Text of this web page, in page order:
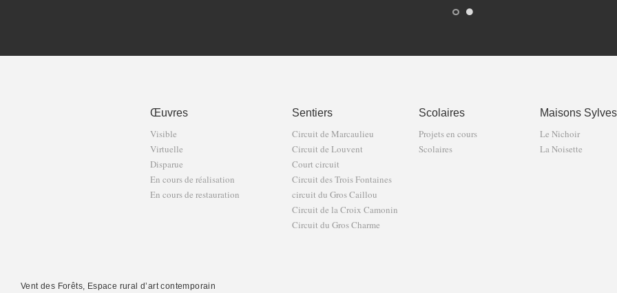
Œuvres
Visible
Virtuelle
Disparue
En cours de réalisation
En cours de restauration
Sentiers
Circuit de Marcaulieu
Circuit de Louvent
Court circuit
Circuit des Trois Fontaines
circuit du Gros Caillou
Circuit de la Croix Camonin
Circuit du Gros Charme
Scolaires
Projets en cours
Scolaires
Maisons
Le Nichoir
La Noisette
Vent des Forêts, Espace rural d’art contemporain